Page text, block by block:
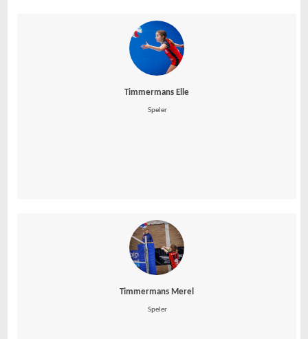
Timmermans Elle
Speler
Timmermans Merel
Speler